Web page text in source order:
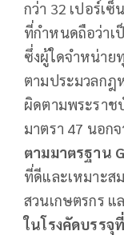
กว่า 32 เปอร์เ
ที่กำหนดถือว่าเ
ซึ่งผู้ใดจำหน่าย
ตามประมวลกฎ
ผิดตามพระรา
มาตรา 47 นอก
ตามมาตรฐาน
ที่ดีและเหมาะส
สวนเกษตรกร แ
ในโรงคัดบรรจุ